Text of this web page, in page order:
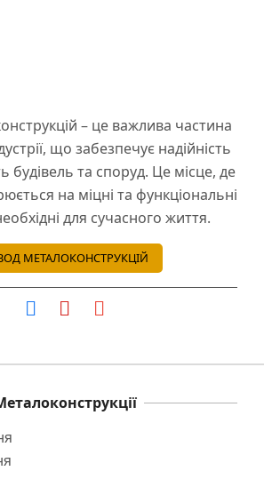
– це важлива частина
що забезпечує надійність
будівель та споруд. Це місце, де
на міцні та функціональні
для сучасного життя.
МЕТАЛОКОНСТРУКЦІЙ